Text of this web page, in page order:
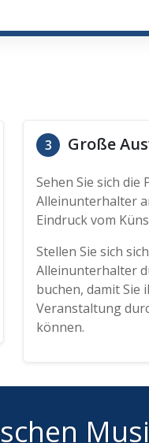
3 Große
Sehen Sie sich die
Alleinunterhalter
Eindruck vom
Stellen Sie sich
Alleinunterhalter
buchen, damit Sie
Veranstaltung
können.